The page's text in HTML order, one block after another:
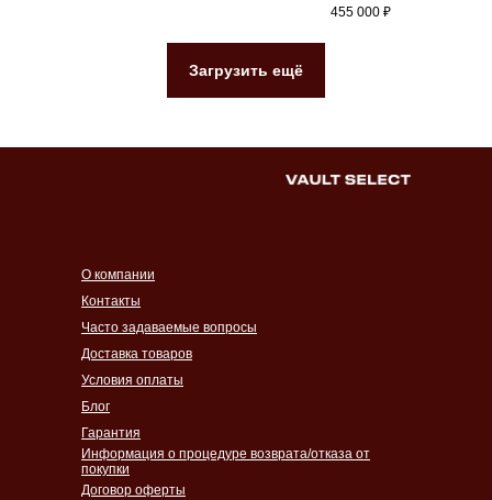
455 000 ₽
Загрузить ещё
Контакты
Часто задаваемые вопросы
Доставка товаров
Условия оплаты
Гарантия
Блог
Договор оферты
Информация о процедуре возврата/отказа от
покупки
О компании